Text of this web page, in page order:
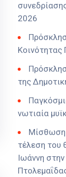
2026
της
νωτιαία
Μίσθωση
τέλεση του
Ιωάννη